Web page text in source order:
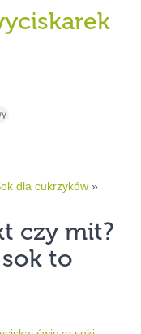
dla cukrzyków »
czy mit?
to